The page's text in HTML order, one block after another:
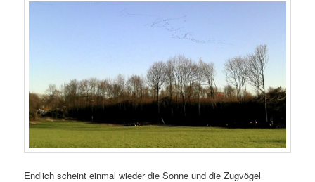
Endlich scheint einmal wieder die Sonne und die Zugvögel